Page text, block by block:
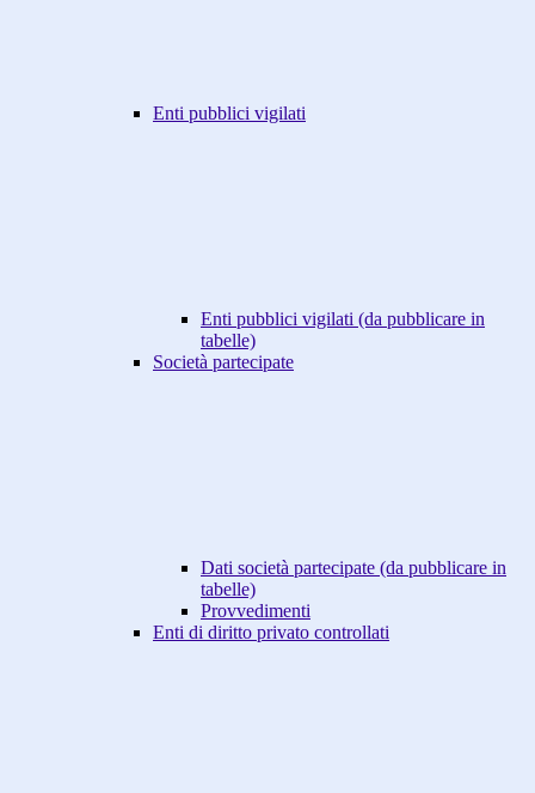
Enti pubblici vigilati
Enti pubblici vigilati (da pubblicare in
tabelle)
Società partecipate
Dati società partecipate (da pubblicare in
tabelle)
Provvedimenti
Enti di diritto privato controllati